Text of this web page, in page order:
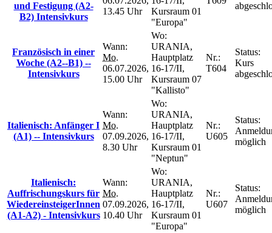
und Festigung (A2-
B2) Intensivkurs
13.45 Uhr
Kursraum 01
"Europa"
Französisch in einer
Woche (A2--B1) --
Intensivkurs
Wann:
Mo.
06.07.2026,
15.00 Uhr
Wo:
URANIA,
Hauptplatz
16-17/II,
Kursraum 07
"Kallisto"
Nr.:
T604
Status:
Kurs
Italienisch: Anfänger I
(A1) -- Intensivkurs
Wann:
Mo.
07.09.2026,
8.30 Uhr
Wo:
URANIA,
Hauptplatz
16-17/II,
Kursraum 01
"Neptun"
Nr.:
U605
Status:
möglich
Italienisch:
Auffrischungskurs für
WiedereinsteigerInnen
(A1-A2) - Intensivkurs
Wann:
Mo.
07.09.2026,
10.40 Uhr
Wo:
URANIA,
Hauptplatz
16-17/II,
Kursraum 01
"Europa"
Nr.:
U607
Status:
möglich